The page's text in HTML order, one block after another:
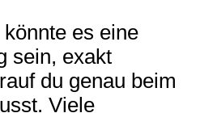
es eine
sein, exakt
du genau beim
Viele